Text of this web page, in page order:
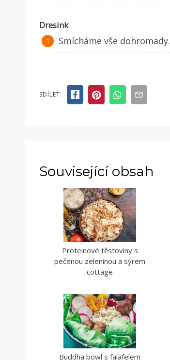
Dresink
Smícháme vše dohromady.
SDÍLET:
Související obsah
Proteinové těstoviny s
pečenou zeleninou a sýrem
cottage
Buddha bowl s falafelem